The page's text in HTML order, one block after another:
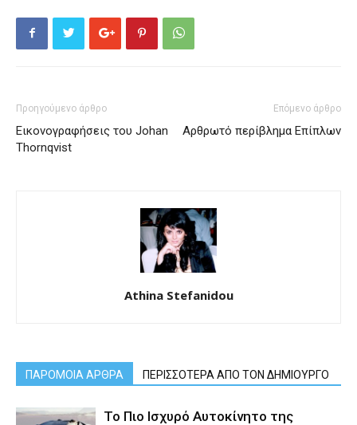
Προηγούμενο άρθρο
Εικονογραφήσεις του Johan
Thornqvist
Επόμενο άρθρο
Αρθρωτό περίβλημα Επίπλων
Athina Stefanidou
ΠΑΡΟΜΟΙΑ ΑΡΘΡΑ ΠΕΡΙΣΣΟΤΕΡΑ ΑΠΟ ΤΟΝ ΔΗΜΙΟΥΡΓΟ
Το Πιο Ισχυρό Αυτοκίνητο της